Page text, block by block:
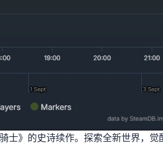
士》的史诗续作。探索全新世界，